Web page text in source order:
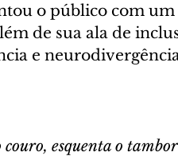
o público com um
de sua ala de
e
esquenta o